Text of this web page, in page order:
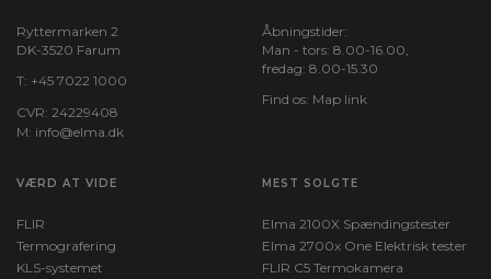
Ryttermarken 2
DK-3520 Farum
T: +45 7022 1000
CVR: 24229408
M: info@elma.dk
Åbningstider:
Man - tors: 8.00-16.00,
fredag: 8.00-15.30
Find os: Map link
VÆRD AT VIDE
FLIR
Termografering
KLS-systemet
MEST SOLGTE
Elma 2100X Spændingstester
Elma 2700x One Elektrisk tester
FLIR C5 Termokamera